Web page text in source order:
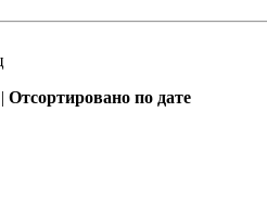
| Отсортировано по дате